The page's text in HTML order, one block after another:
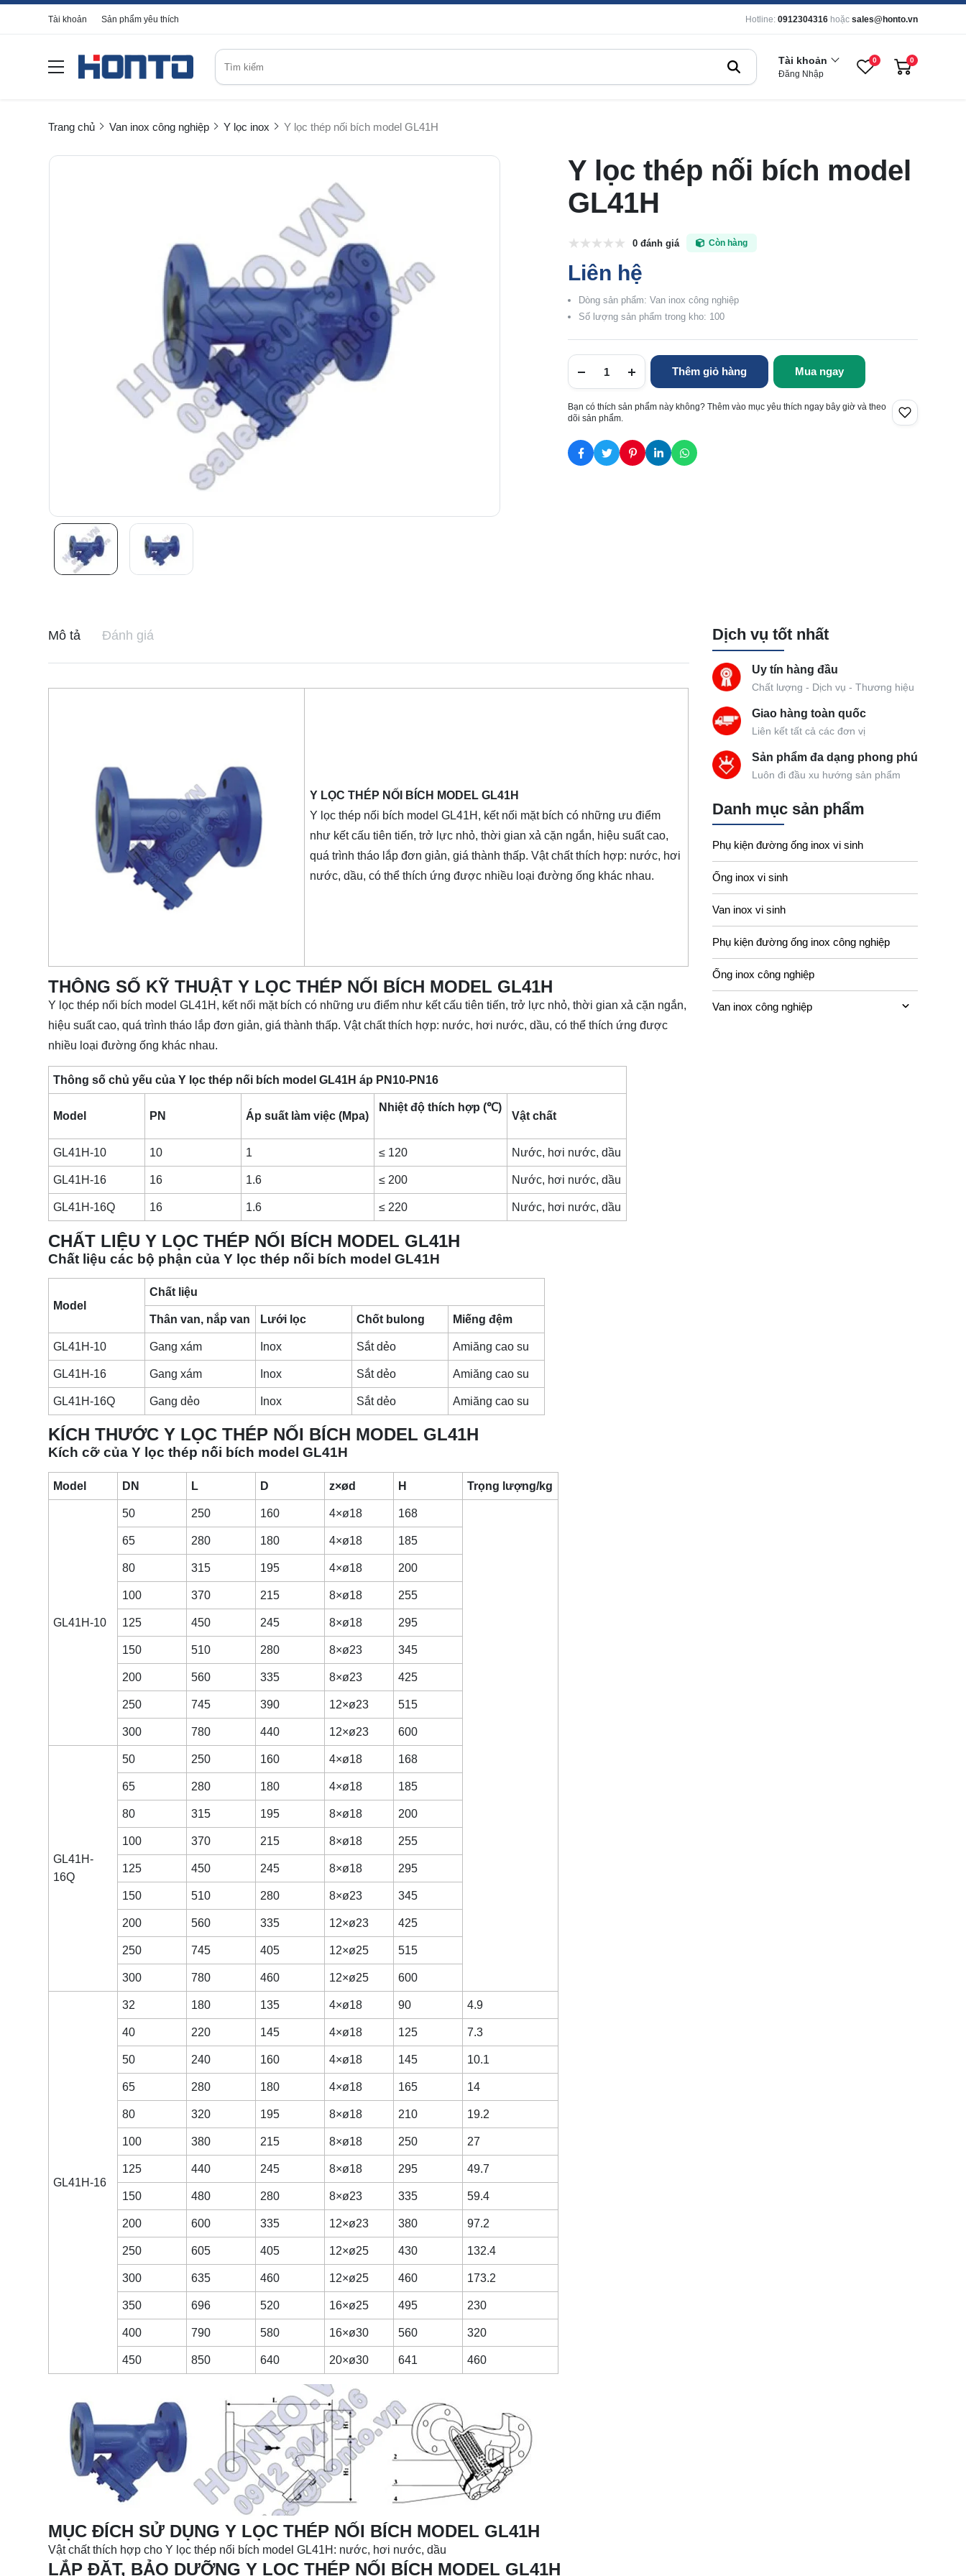
Tài khoản Sản phẩm yêu thích Hotline: 0912304316 hoặc sales@honto.vn
Tài khoản
Đăng Nhập
0 0
Trang chủ Van inox công nghiệp Y lọc inox Y lọc thép nối bích model GL41H
Y lọc thép nối bích model
GL41H
0 đánh giá Còn hàng
Liên hệ
Dòng sản phẩm: Van inox công nghiệp
Số lượng sản phẩm trong kho: 100
Thêm giỏ hàng Mua ngay
Bạn có thích sản phẩm này không? Thêm vào mục yêu thích ngay bây giờ và theo
dõi sản phẩm.
Mô tả Đánh giá
Y LỌC THÉP NỐI BÍCH MODEL GL41H
Y lọc thép nối bích model GL41H, kết nối mặt bích có những ưu điểm
như kết cấu tiên tiến, trở lực nhỏ, thời gian xả cặn ngắn, hiệu suất cao,
quá trình tháo lắp đơn giản, giá thành thấp. Vật chất thích hợp: nước, hơi
nước, dầu, có thể thích ứng được nhiều loại đường ống khác nhau.
THÔNG SỐ KỸ THUẬT Y LỌC THÉP NỐI BÍCH MODEL GL41H
Y lọc thép nối bích model GL41H, kết nối mặt bích có những ưu điểm như kết cấu tiên tiến, trở lực nhỏ, thời gian xả cặn ngắn,
hiệu suất cao, quá trình tháo lắp đơn giản, giá thành thấp. Vật chất thích hợp: nước, hơi nước, dầu, có thể thích ứng được
nhiều loại đường ống khác nhau.
Thông số chủ yếu của Y lọc thép nối bích model GL41H áp PN10-PN16
Model PN Áp suất làm việc (Mpa)
Nhiệt độ thích hợp (℃)
Vật chất
GL41H-10 10 1 ≤ 120 Nước, hơi nước, dầu
GL41H-16 16 1.6 ≤ 200 Nước, hơi nước, dầu
GL41H-16Q 16 1.6 ≤ 220 Nước, hơi nước, dầu
CHẤT LIỆU Y LỌC THÉP NỐI BÍCH MODEL GL41H
Chất liệu các bộ phận của Y lọc thép nối bích model GL41H
Model
Chất liệu
Thân van, nắp van Lưới lọc Chốt bulong Miếng đệm
GL41H-10 Gang xám Inox Sắt dẻo Amiăng cao su
GL41H-16 Gang xám Inox Sắt dẻo Amiăng cao su
GL41H-16Q Gang dẻo Inox Sắt dẻo Amiăng cao su
KÍCH THƯỚC Y LỌC THÉP NỐI BÍCH MODEL GL41H
Kích cỡ của Y lọc thép nối bích model GL41H
Model DN L D z×ød H Trọng lượng/kg
GL41H-10
50 250 160 4×ø18 168
65 280 180 4×ø18 185
80 315 195 4×ø18 200
100 370 215 8×ø18 255
125 450 245 8×ø18 295
150 510 280 8×ø23 345
200 560 335 8×ø23 425
250 745 390 12×ø23 515
300 780 440 12×ø23 600
GL41H-
16Q
50 250 160 4×ø18 168
65 280 180 4×ø18 185
80 315 195 8×ø18 200
100 370 215 8×ø18 255
125 450 245 8×ø18 295
150 510 280 8×ø23 345
200 560 335 12×ø23 425
250 745 405 12×ø25 515
300 780 460 12×ø25 600
GL41H-16
32 180 135 4×ø18 90 4.9
40 220 145 4×ø18 125 7.3
50 240 160 4×ø18 145 10.1
65 280 180 4×ø18 165 14
80 320 195 8×ø18 210 19.2
100 380 215 8×ø18 250 27
125 440 245 8×ø18 295 49.7
150 480 280 8×ø23 335 59.4
200 600 335 12×ø23 380 97.2
250 605 405 12×ø25 430 132.4
300 635 460 12×ø25 460 173.2
350 696 520 16×ø25 495 230
400 790 580 16×ø30 560 320
450 850 640 20×ø30 641 460
MỤC ĐÍCH SỬ DỤNG Y LỌC THÉP NỐI BÍCH MODEL GL41H
Vật chất thích hợp cho Y lọc thép nối bích model GL41H: nước, hơi nước, dầu
LẮP ĐẶT, BẢO DƯỠNG Y LỌC THÉP NỐI BÍCH MODEL GL41H
Dịch vụ tốt nhất
Uy tín hàng đầu
Chất lượng - Dịch vụ - Thương hiệu
Giao hàng toàn quốc
Liên kết tất cả các đơn vị
Sản phẩm đa dạng phong phú
Luôn đi đầu xu hướng sản phẩm
Danh mục sản phẩm
Phụ kiện đường ống inox vi sinh
Ống inox vi sinh
Van inox vi sinh
Phụ kiện đường ống inox công nghiệp
Ống inox công nghiệp
Van inox công nghiệp